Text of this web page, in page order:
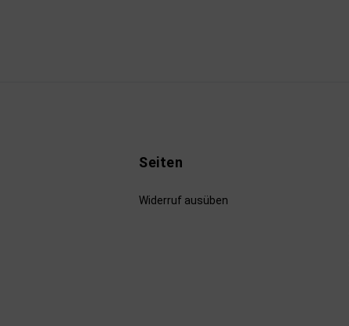
Seiten
Widerruf ausüben